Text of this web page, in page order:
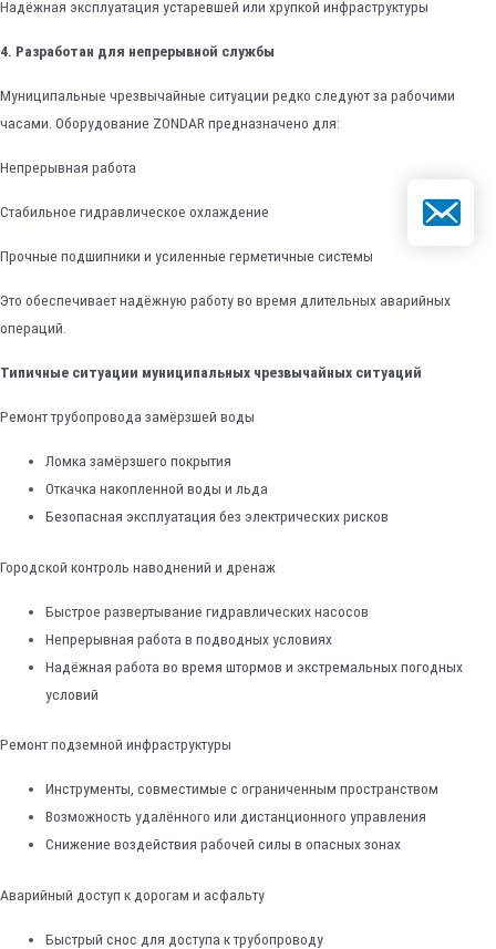
Надёжная эксплуатация устаревшей или хрупкой инфраструктуры
4. Разработан для непрерывной службы
Муниципальные чрезвычайные ситуации редко следуют за рабочими
часами. Оборудование ZONDAR предназначено для:
Непрерывная работа
Стабильное гидравлическое охлаждение
Прочные подшипники и усиленные герметичные системы
Это обеспечивает надёжную работу во время длительных аварийных
операций.
Типичные ситуации муниципальных чрезвычайных ситуаций
Ремонт трубопровода замёрзшей воды
Ломка замёрзшего покрытия
Откачка накопленной воды и льда
Безопасная эксплуатация без электрических рисков
Городской контроль наводнений и дренаж
Быстрое развертывание гидравлических насосов
Непрерывная работа в подводных условиях
Надёжная работа во время штормов и экстремальных погодных
условий
Ремонт подземной инфраструктуры
Инструменты, совместимые с ограниченным пространством
Возможность удалённого или дистанционного управления
Снижение воздействия рабочей силы в опасных зонах
Аварийный доступ к дорогам и асфальту
Быстрый снос для доступа к трубопроводу